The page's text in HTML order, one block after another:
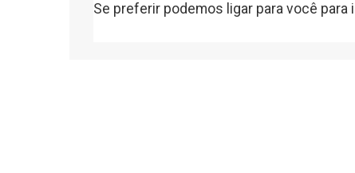
Se preferir podemos ligar para você para